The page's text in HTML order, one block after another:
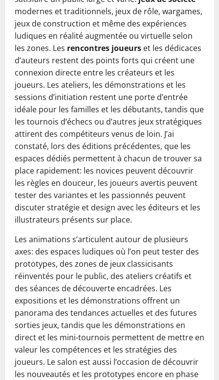
modernes et traditionnels, jeux de rôle, wargames,
jeux de construction et même des expériences
ludiques en réalité augmentée ou virtuelle selon
les zones. Les rencontres joueurs et les dédicaces
d’auteurs restent des points forts qui créent une
connexion directe entre les créateurs et les
joueurs. Les ateliers, les démonstrations et les
sessions d’initiation restent une porte d’entrée
idéale pour les familles et les débutants, tandis que
les tournois d’échecs ou d’autres jeux stratégiques
attirent des compétiteurs venus de loin. J’ai
constaté, lors des éditions précédentes, que les
espaces dédiés permettent à chacun de trouver sa
place rapidement: les novices peuvent découvrir
les règles en douceur, les joueurs avertis peuvent
tester des variantes et les passionnés peuvent
discuter stratégie et design avec les éditeurs et les
illustrateurs présents sur place.
Les animations s’articulent autour de plusieurs
axes: des espaces ludiques où l’on peut tester des
prototypes, des zones de jeux classicisants
réinventés pour le public, des ateliers créatifs et
des séances de découverte encadrées. Les
expositions et les démonstrations offrent un
panorama des tendances actuelles et des futures
sorties jeux, tandis que les démonstrations en
direct et les mini-tournois permettent de mettre en
valeur les compétences et les stratégies des
joueurs. Le salon est aussi l’occasion de découvrir
les nouveautés et les prototypes encore en phase